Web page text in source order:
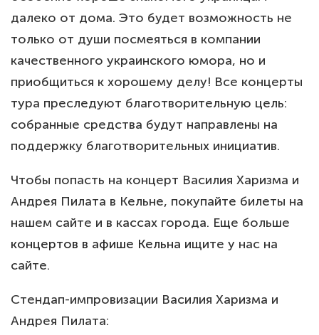
далеко от дома. Это будет возможность не
только от души посмеяться в компании
качественного украинского юмора, но и
приобщиться к хорошему делу! Все концерты
тура преследуют благотворительную цель:
собранные средства будут направлены на
поддержку благотворительных инициатив.
Чтобы попасть на концерт Василия Харизма и
Андрея Пилата в Кельне, покупайте билеты на
нашем сайте и в кассах города. Еще больше
концертов в афише Кельна ищите у нас на
сайте.
Стендап-импровизации Василия Харизма и
Андрея Пилата: